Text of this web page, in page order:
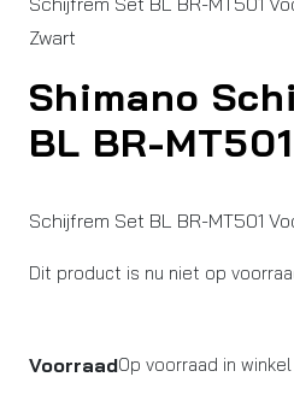
Zwart
Shimano
BL BR-
Schijfrem Set BL BR-MT501
Dit product is nu niet op
VoorraadOp voorraad in winkel